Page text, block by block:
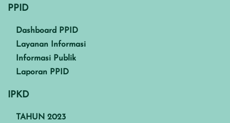
PPID
Dashboard PPID
Layanan Informasi
Informasi Publik
Laporan PPID
IPKD
TAHUN 2023